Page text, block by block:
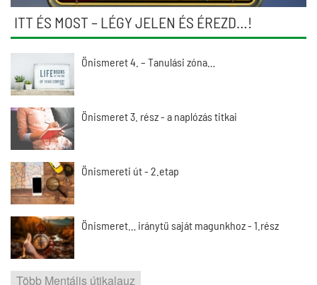
ITT ÉS MOST – LÉGY JELEN ÉS ÉREZD…!
Önismeret 4. – Tanulási zóna…
Önismeret 3. rész - a naplózás titkai
Önismereti út - 2.etap
Önismeret… iránytű saját magunkhoz - 1.rész
Több Mentális útikalauz